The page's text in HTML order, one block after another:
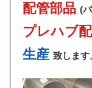
配管部品 (
プレハブ
生産 致します